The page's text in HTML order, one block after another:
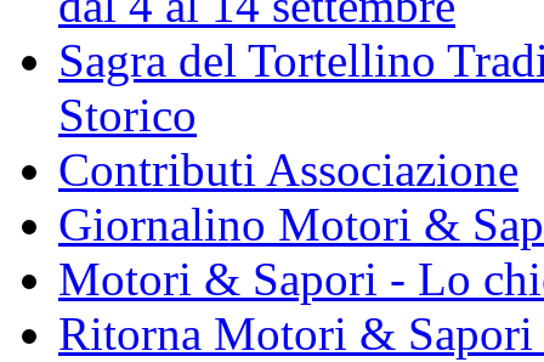
Sagra del Tortellino
Storico
Contributi Associazione
Giornalino Motori &
Motori & Sapori - Lo
Ritorna Motori & Sapori